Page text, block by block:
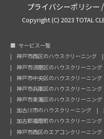
プライバシーポリシー /
Copyright (C) 2023 TOTAL
サービス一覧
神戸市西区のハウスクリーニング
神戸市須磨区のハウスクリーニング
神戸市中央区のハウスクリーニング
神戸市兵庫区のハウスクリーニング
神戸市東灘区のハウスクリーニング
加古川市のハウスクリーニング
加古郡播磨町のハウスクリーニング
神戸市西区のエアコンクリーニング